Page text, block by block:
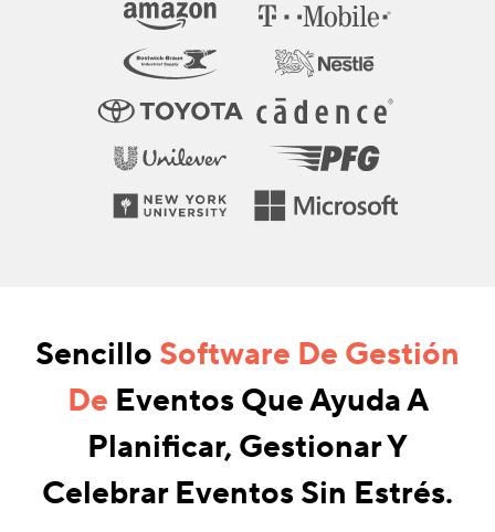
Sencillo Software De Gestión
De Eventos Que Ayuda A
Planificar, Gestionar Y
Celebrar Eventos Sin Estrés.